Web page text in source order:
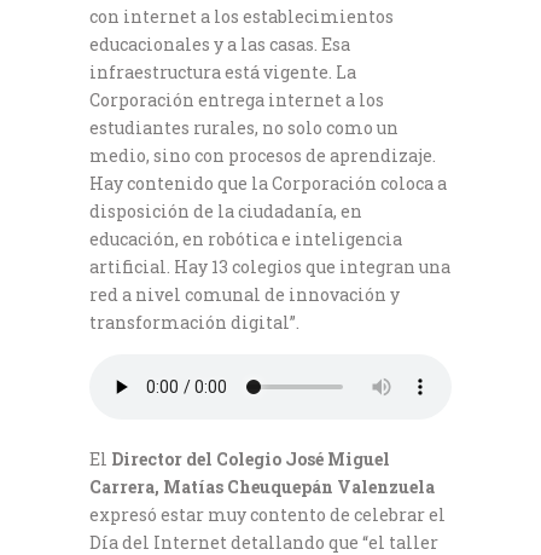
con internet a los establecimientos
educacionales y a las casas. Esa
infraestructura está vigente. La
Corporación entrega internet a los
estudiantes rurales, no solo como un
medio, sino con procesos de aprendizaje.
Hay contenido que la Corporación coloca a
disposición de la ciudadanía, en
educación, en robótica e inteligencia
artificial. Hay 13 colegios que integran una
red a nivel comunal de innovación y
transformación digital”.
El Director del Colegio José Miguel
Carrera, Matías Cheuquepán Valenzuela
expresó estar muy contento de celebrar el
Día del Internet detallando que “el taller